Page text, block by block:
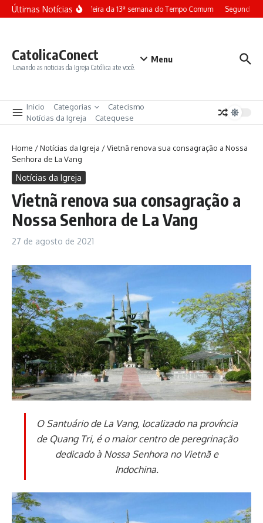
Ir para o conteúdo
Últimas NotíciasTerça-feira da 13ª semana do Tempo Comum Segunda-
CatolicaConect
Levando as noticias da Igreja Católica ate você.
Menu
Inicio Categorias
Catecismo
Notícias da Igreja
Catequese
Home /Notícias da Igreja /Vietnã renova sua consagração a Nossa
Senhora de La Vang
Notícias da Igreja
Vietnã renova sua consagração a
Nossa Senhora de La Vang
27 de agosto de 2021
O Santuário de La Vang, localizado na província
de Quang Tri, é o maior centro de peregrinação
dedicado à Nossa Senhora no Vietnã e
Indochina.